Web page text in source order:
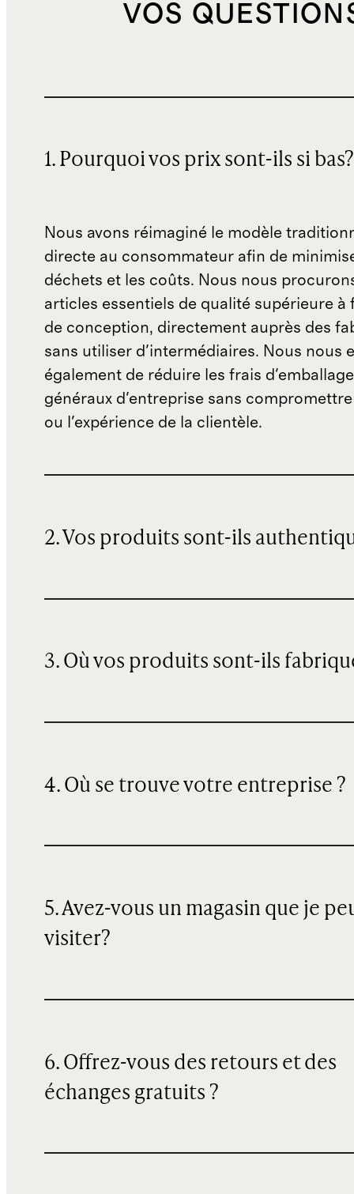
VOS
1. Pourquoi vos prix sont-ils si bas?
Nous avons réimaginé le modèle
directe au consommateur afin de
déchets et les coûts. Nous nous
articles essentiels de qualité supérieure à
de conception, directement auprès des
sans utiliser d'intermédiaires. Nous nous
également de réduire les frais
généraux d'entreprise sans
ou l'expérience de la clientèle.
2. Vos produits sont-ils
3. Où vos produits sont-ils
4. Où se trouve votre entreprise ?
5. Avez-vous un magasin que je
visiter?
6. Offrez-vous des retours et des
échanges gratuits ?